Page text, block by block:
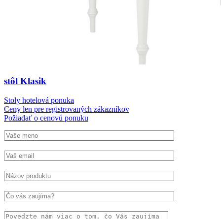
stôl Klasik
Stoly hotelová ponuka
Ceny len pre registrovaných zákazníkov
Požiadať o cenovú ponuku